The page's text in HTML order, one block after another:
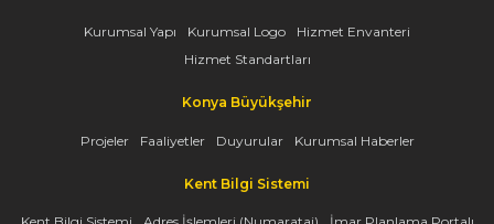
Kurumsal Yapı Kurumsal Logo
Hizmet Envanteri
Hizmet Standartları
Konya Büyükşehir
Projeler Faaliyetler Duyurular Kurumsal Haberler
Kent Bilgi Sistemi